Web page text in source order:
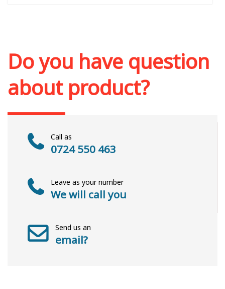
Do you have question
about product?
Call as
0724 550 463
Leave as your number
We will call you
Send us an
email?